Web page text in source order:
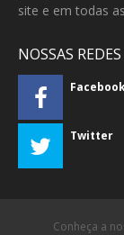
site e em todas
NOSSAS
Twitter
Conheça a